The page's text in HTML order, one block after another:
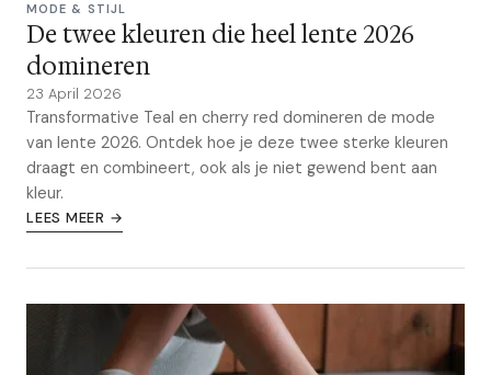
MODE & STIJL
De twee kleuren die heel lente 2026
domineren
23 April 2026
Transformative Teal en cherry red domineren de mode
van lente 2026. Ontdek hoe je deze twee sterke kleuren
draagt en combineert, ook als je niet gewend bent aan
kleur.
LEES MEER →